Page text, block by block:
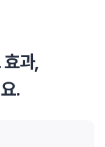
과,
.